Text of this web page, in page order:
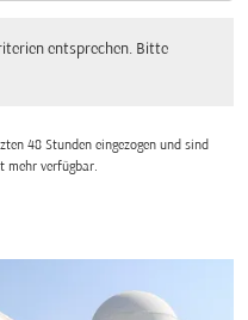
entsprechen. Bitte
48 Stunden eingezogen und sind
mehr verfügbar.